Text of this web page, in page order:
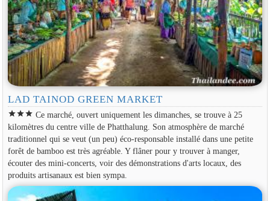
LAD TAINOD GREEN MARKET
starstarstar Ce marché, ouvert uniquement les dimanches, se trouve à 25
kilomètres du centre ville de Phatthalung. Son atmosphère de marché
traditionnel qui se veut (un peu) éco-responsable installé dans une petite
forêt de bamboo est très agréable. Y flâner pour y trouver à manger,
écouter des mini-concerts, voir des démonstrations d'arts locaux, des
produits artisanaux est bien sympa.